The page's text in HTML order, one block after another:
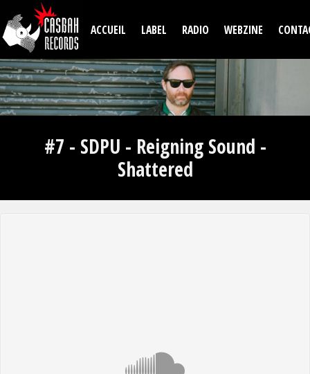
Aller au contenu principal
ACCUEIL LABEL RADIO WEBZINE
#7 - SDPU - Reigning Sound -
Shattered